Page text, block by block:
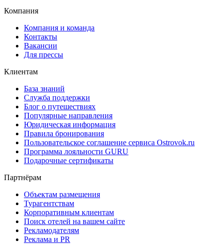
Компания
Компания и команда
Контакты
Вакансии
Для прессы
Клиентам
База знаний
Служба поддержки
Блог о путешествиях
Популярные направления
Юридическая информация
Правила бронирования
Пользовательское соглашение сервиса Ostrovok.ru
Программа лояльности GURU
Подарочные сертификаты
Партнёрам
Объектам размещения
Турагентствам
Корпоративным клиентам
Поиск отелей на вашем сайте
Рекламодателям
Реклама и PR